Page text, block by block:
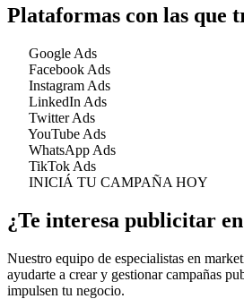
Plataformas con las que
Google Ads
Facebook Ads
Instagram Ads
LinkedIn Ads
Twitter Ads
YouTube Ads
WhatsApp Ads
TikTok Ads
INICIÁ TU CAMPAÑA HOY
¿Te interesa publicitar
Nuestro equipo de especialistas en
ayudarte a crear y gestionar campañas
impulsen tu negocio.